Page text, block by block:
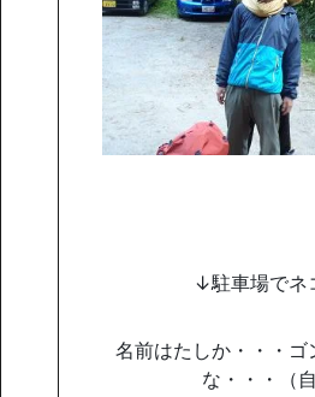
↓駐車場でネ
名前はたしか・・・ゴ
な・・・（